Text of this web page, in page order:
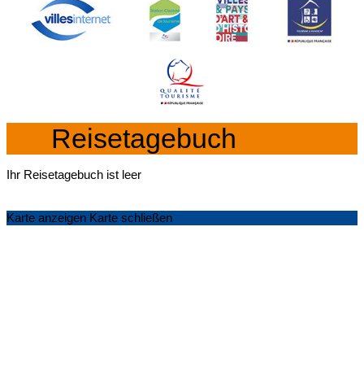
Reisetagebuch
Ihr Reisetagebuch ist leer
Karte anzeigen Karte schließen